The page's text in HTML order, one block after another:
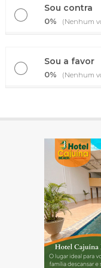
Sou contra
0% (Nenhum
Sou a favor
0% (Nenhum